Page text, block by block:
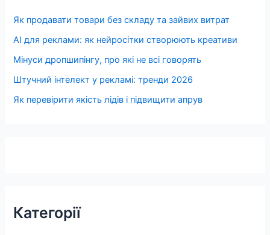
Як продавати товари без складу та зайвих витрат
AI для реклами: як нейросітки створюють креативи
Мінуси дропшипінгу, про які не всі говорять
Штучний інтелект у рекламі: тренди 2026
Як перевірити якість лідів і підвищити апрув
Категорії